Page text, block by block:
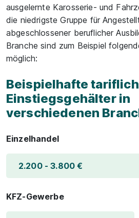
ausgelernte Karosserie- und
die niedrigste Gruppe für
abgeschlossener beruflicher
Branche sind zum Beispiel
möglich:
Beispielhafte
Einstiegsgehälter in
verschiedenen
Einzelhandel
2.200 - 3.800 €
KFZ-Gewerbe